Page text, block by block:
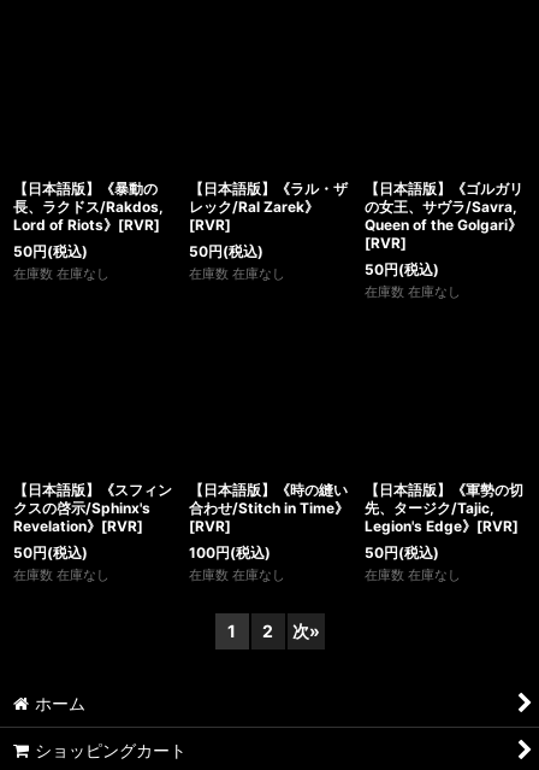
【日本語版】《暴動の
長、ラクドス/Rakdos,
Lord of Riots》[RVR]
50円(税込)
在庫数 在庫なし
【日本語版】《ラル・ザ
レック/Ral Zarek》
[RVR]
50円(税込)
在庫数 在庫なし
【日本語版】《ゴルガリ
の女王、サヴラ/Savra,
Queen of the Golgari》
[RVR]
50円(税込)
在庫数 在庫なし
【日本語版】《スフィン
クスの啓示/Sphinx's
Revelation》[RVR]
50円(税込)
在庫数 在庫なし
【日本語版】《時の縫い
合わせ/Stitch in Time》
[RVR]
100円(税込)
在庫数 在庫なし
【日本語版】《軍勢の切
先、タージク/Tajic,
Legion's Edge》[RVR]
50円(税込)
在庫数 在庫なし
1 2 次»
ホーム
ショッピングカート